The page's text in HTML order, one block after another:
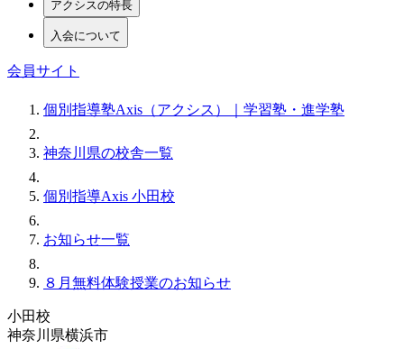
アクシスの特長
入会について
会員サイト
個別指導塾Axis（アクシス）｜学習塾・進学塾
神奈川県の校舎一覧
個別指導Axis 小田校
お知らせ一覧
８月無料体験授業のお知らせ
小田校
神奈川県横浜市